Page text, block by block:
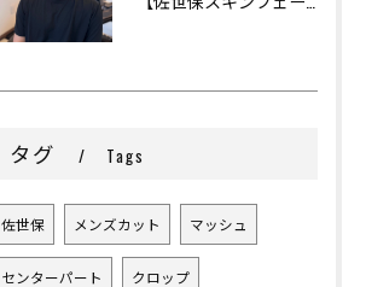
タグ Tags
佐世保 メンズカット マッシュ
センターパート クロップ